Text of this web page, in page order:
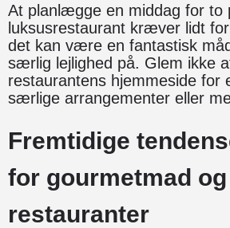
At planlægge en middag for to
luksusrestaurant kræver lidt
det kan være en fantastisk
særlig lejlighed på. Glem ikke
restaurantens hjemmeside for
særlige arrangementer eller
Fremtidige
for gourmetmad og
restauranter